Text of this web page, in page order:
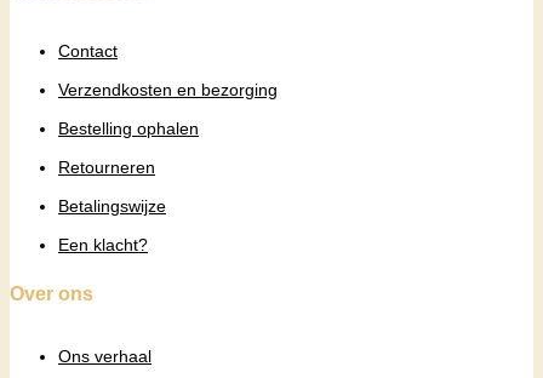
Contact
Verzendkosten en bezorging
Bestelling ophalen
Retourneren
Betalingswijze
Een klacht?
Over ons
Ons verhaal